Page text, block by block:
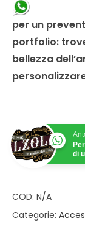
per un
portfolio:
bellezza
di
COD: N/A
Categorie: